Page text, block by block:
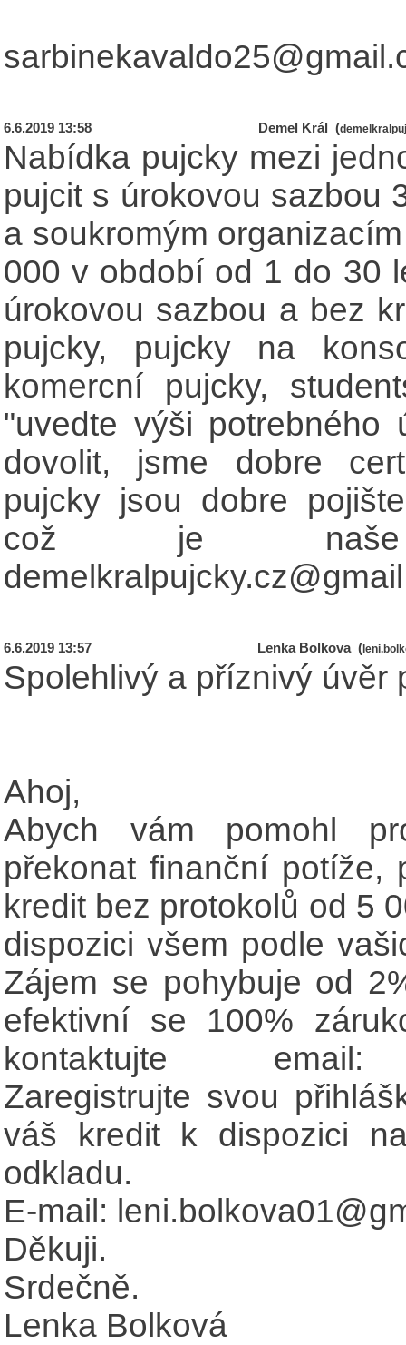
6.6.2019 13:58 Demel Král (
Nabídka pujcky mezi
pujcit s úrokovou sazbou
a soukromým
000 v období od 1 do 30
úrokovou sazbou a bez
pujcky, pujcky na
komercní pujcky,
"uvedte výši
dovolit, jsme dobre
pujcky jsou dobre
což je naše
6.6.2019 13:57 Lenka Bolkova (
Spolehlivý a příznivý úvěr
Ahoj,
Abych vám pomohl
překonat finanční potíže,
kredit bez protokolů od 5
dispozici všem podle
Zájem se pohybuje od
efektivní se 100%
kontaktujte email:
Zaregistrujte svou
váš kredit k dispozici
odkladu.
E-mail:
Děkuji.
Srdečně.
Lenka Bolková